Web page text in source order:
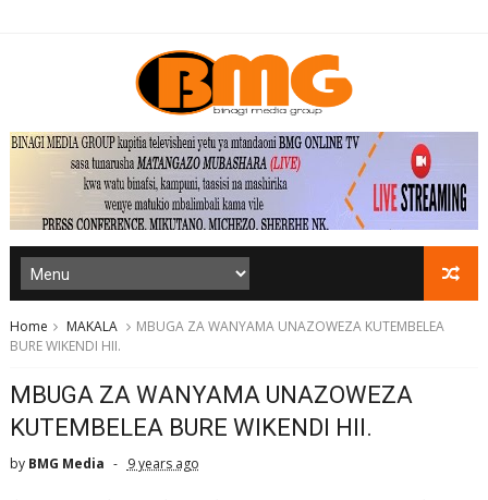
Home MAKALA
MBUGA ZA WANYAMA UNAZOWEZA KUTEMBELEA
BURE WIKENDI HII.
MBUGA ZA WANYAMA UNAZOWEZA
KUTEMBELEA BURE WIKENDI HII.
by BMG Media 9 years ago